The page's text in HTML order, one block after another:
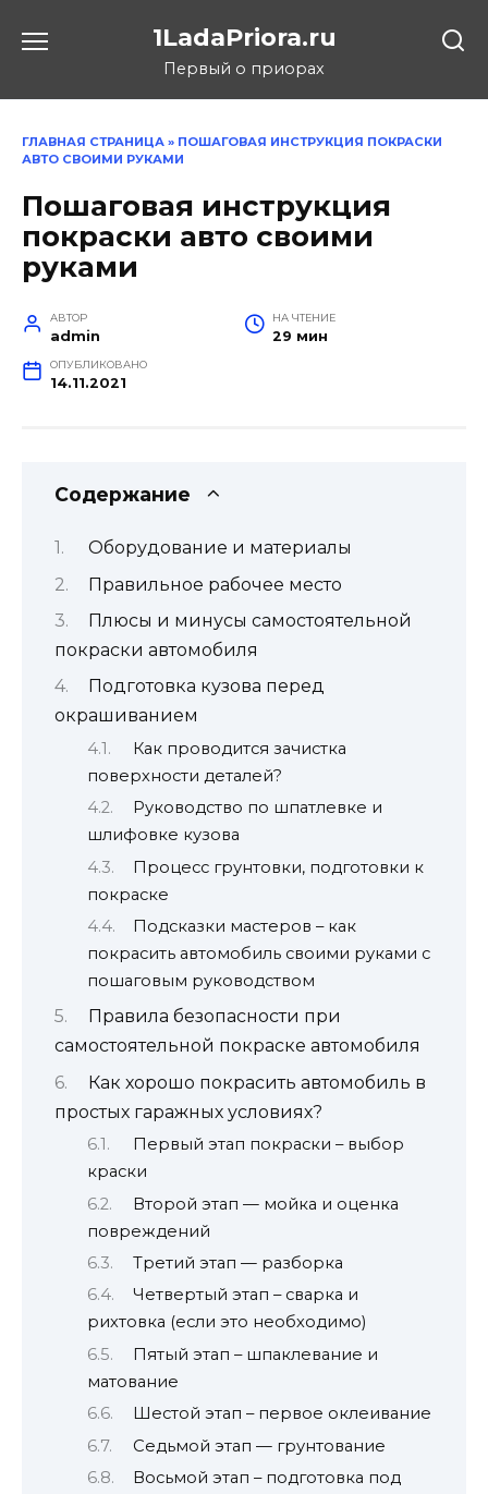
1LadaPriora.ru
Первый о приорах
ГЛАВНАЯ СТРАНИЦА » ПОШАГОВАЯ ИНСТРУКЦИЯ ПОКРАСКИ
АВТО СВОИМИ РУКАМИ
Пошаговая инструкция
покраски авто своими
руками
АВТОР
admin
НА ЧТЕНИЕ
29 мин
ОПУБЛИКОВАНО
14.11.2021
Содержание
Оборудование и материалы
Правильное рабочее место
Плюсы и минусы самостоятельной
покраски автомобиля
Подготовка кузова перед
окрашиванием
Как проводится зачистка
поверхности деталей?
Руководство по шпатлевке и
шлифовке кузова
Процесс грунтовки, подготовки к
покраске
Подсказки мастеров – как
покрасить автомобиль своими руками с
пошаговым руководством
Правила безопасности при
самостоятельной покраске автомобиля
Как хорошо покрасить автомобиль в
простых гаражных условиях?
Первый этап покраски – выбор
краски
Второй этап — мойка и оценка
повреждений
Третий этап — разборка
Четвертый этап – сварка и
рихтовка (если это необходимо)
Пятый этап – шпаклевание и
матование
Шестой этап – первое оклеивание
Седьмой этап — грунтование
Восьмой этап – подготовка под